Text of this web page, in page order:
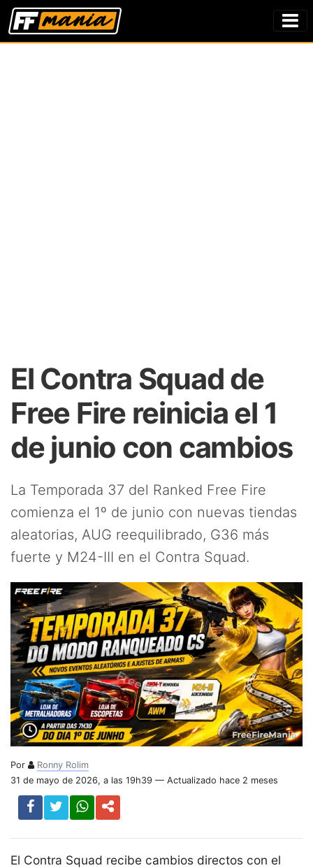
El Contra Squad de
Free Fire reinicia el 1
de junio con cambios
La Temporada 37 del Ranked Free Fire
comienza el 1º de junio con nuevas tiendas
aleatorias, AUG reequilibrado, G36 más
fuerte y M24-III en el Contra Squad.
Por
Ronny Rolim
31 de mayo de 2026, a las 19h39 — Actualizado hace 2 meses
El Contra Squad recibe cambios directos con el